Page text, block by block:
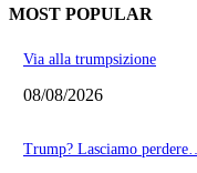
MOST POPULAR
Via alla trumpsizione
08/08/2026
Trump? Lasciamo perdere…